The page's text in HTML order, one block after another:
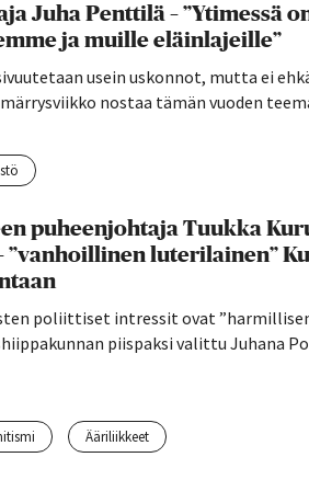
Juha Penttilä – ”Ytimessä
ja muille eläinlajeille”
usein uskonnot, mutta ei
nostaa tämän vuoden
puheenjohtaja Tuukka
”vanhoillinen luterilainen”
poliittiset intressit ovat
piispaksi valittu Juhana
ääriliikkeet